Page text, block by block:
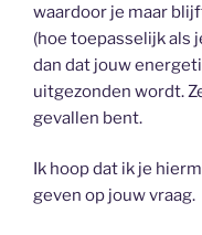
waardoor je maar
(hoe toepasselijk als
dan dat jouw
uitgezonden wordt.
gevallen bent.
Ik hoop dat ik je
geven op jouw vraag.